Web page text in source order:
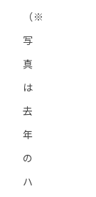
（※
写
真
は
去
年
の
ハ